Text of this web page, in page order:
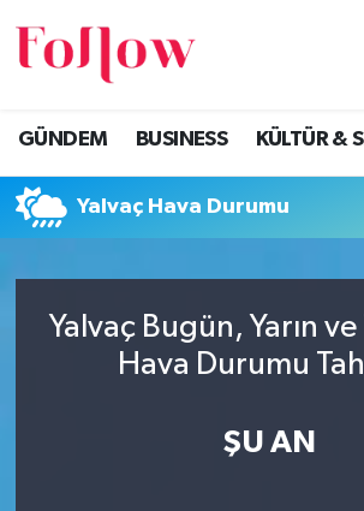
GÜNDEM BUSINESS KÜLTÜR &
Yalvaç Hava Durumu
Yalvaç Bugün, Yarın ve
Hava Durumu
ŞU AN
GÜNDEM
BUSINESS
KÜLTÜR & SANAT
MODA
EĞİTİM
Eskişehir Nöbetçi Eczaneler
Eskişehir Hava Durumu
Eskişehir Namaz Vakitleri
Eskişehir Trafik Yoğunluk
Süper Lig Puan Durumu ve
Son Dakika Haberleri